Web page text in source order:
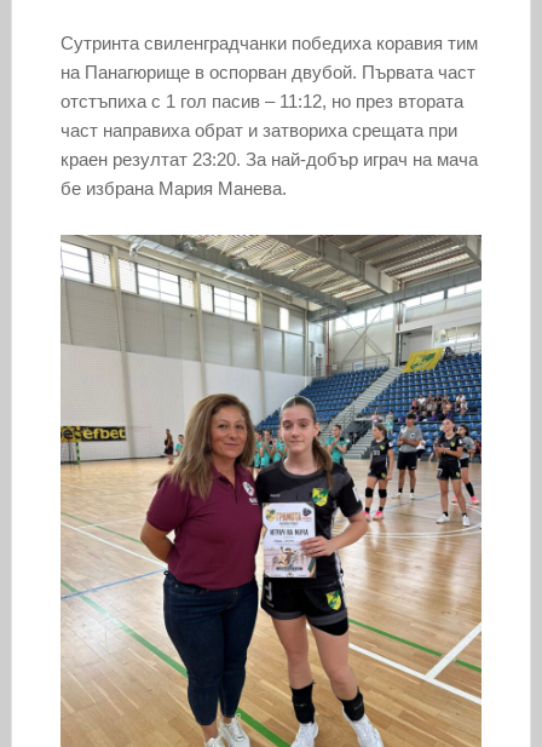
Сутринта свиленградчанки победиха коравия тим
на Панагюрище в оспорван двубой. Първата част
отстъпиха с 1 гол пасив – 11:12, но през втората
част направиха обрат и затвориха срещата при
краен резултат 23:20. За най-добър играч на мача
бе избрана Мария Манева.